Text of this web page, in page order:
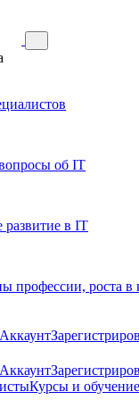
об IT
развитие в IT
профессии, роста в
Курсы и обучение